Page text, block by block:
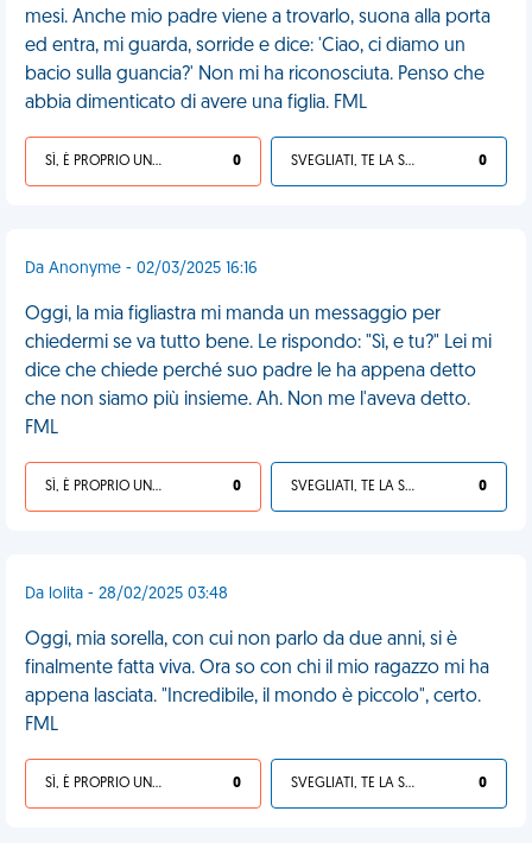
mesi. Anche mio padre viene a trovarlo, suona alla porta
ed entra, mi guarda, sorride e dice: 'Ciao, ci diamo un
bacio sulla guancia?' Non mi ha riconosciuta. Penso che
abbia dimenticato di avere una figlia. FML
SÌ, È PROPRIO UNA VDM! 0 SVEGLIATI, TE LA SEI CERCATA! 0
Da Anonyme - 02/03/2025 16:16
Oggi, la mia figliastra mi manda un messaggio per
chiedermi se va tutto bene. Le rispondo: "Sì, e tu?" Lei mi
dice che chiede perché suo padre le ha appena detto
che non siamo più insieme. Ah. Non me l'aveva detto.
FML
SÌ, È PROPRIO UNA VDM! 0 SVEGLIATI, TE LA SEI CERCATA! 0
Da lolita - 28/02/2025 03:48
Oggi, mia sorella, con cui non parlo da due anni, si è
finalmente fatta viva. Ora so con chi il mio ragazzo mi ha
appena lasciata. "Incredibile, il mondo è piccolo", certo.
FML
SÌ, È PROPRIO UNA VDM! 0 SVEGLIATI, TE LA SEI CERCATA! 0